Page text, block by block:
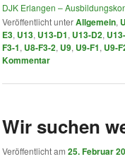
DJK Erlangen –
Veröffentlicht unterAllgemein,
E3, U13, U13-D1, U13-D2,
F3-1, U8-F3-2, U9, U9-F1, U9-
Kommentar
Wir suchen
Veröffentlicht am 25. Februar